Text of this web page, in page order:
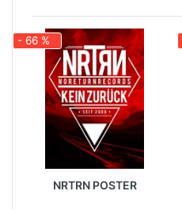
- 66 %
NRTRN POSTER